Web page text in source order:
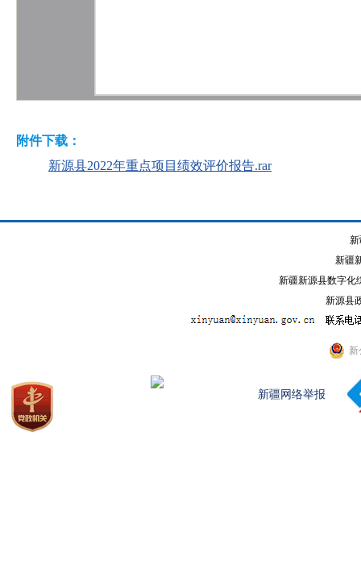
附件下载：
新源县2022年重点项目绩效评价报告.rar
新疆
新疆新源县数字化
新源县
新
新疆网络举报